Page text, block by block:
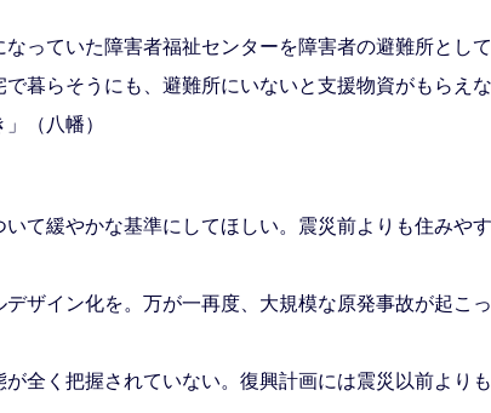
ていた障害者福祉センターを障害者の避難所として
暮らそうにも、避難所にいないと支援物資がもらえ
（八幡）
て緩やかな基準にしてほしい。震災前よりも住みや
ザイン化を。万が一再度、大規模な原発事故が起こ
全く把握されていない。復興計画には震災以前より